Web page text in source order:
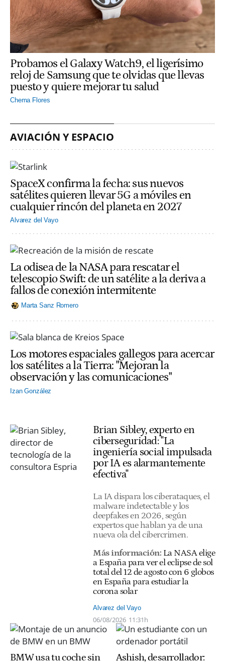
Probamos el Galaxy Watch9, el ligerísimo
reloj de Samsung que te olvidas que llevas
puesto y quiere mejorar tu salud
Chema Flores
AVIACIÓN Y ESPACIO
SpaceX confirma la fecha: sus nuevos
satélites quieren llevar 5G a móviles en
cualquier rincón del planeta en 2027
Alvarez del Vayo
La odisea de la NASA para rescatar el
telescopio Swift: de un satélite a la deriva a
fallos de conexión intermitente
Marta Sanz Romero
Los motores espaciales gallegos para acercar
los satélites a la Tierra: "Mejoran la
observación y las comunicaciones"
Izan González
Brian Sibley, experto en
ciberseguridad: "La
ingeniería social impulsada
por IA es alarmantemente
efectiva"
La IA dispara los ciberataques, el
malware indetectable y los
deepfakes en 2026, según
expertos que hablan ya de una
nueva ola del cibercrimen.
Más información: La NASA elige
a España para ver el eclipse de sol
total del 12 de agosto con 6 globos
en España para estudiar la
corona solar
Alvarez del Vayo
06/08/2026 11:31h
BMW usa tu coche sin
Ashish, desarrollador: